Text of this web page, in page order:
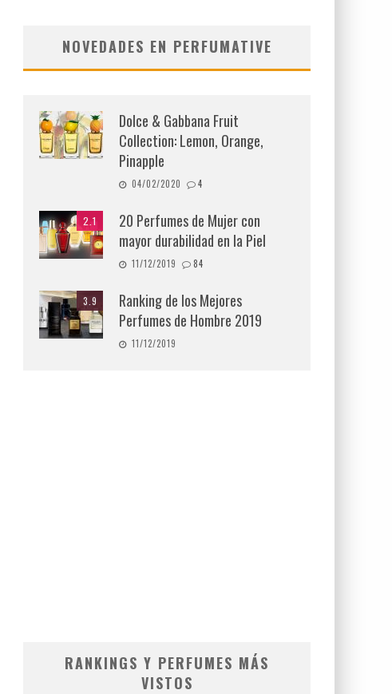
NOVEDADES EN PERFUMATIVE
Dolce & Gabbana Fruit
Collection: Lemon, Orange,
Pinapple
04/02/2020 4
2.1
20 Perfumes de Mujer con
mayor durabilidad en la Piel
11/12/2019 84
3.9
Ranking de los Mejores
Perfumes de Hombre 2019
11/12/2019
RANKINGS Y PERFUMES MÁS
VISTOS